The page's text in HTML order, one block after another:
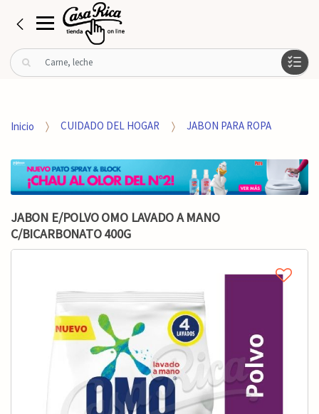
B
u
r
o
:
Inicio CUIDADO DEL HOGAR JABON PARA ROPA
JABON E/POLVO OMO LAVADO A MANO
C/BICARBONATO 400G